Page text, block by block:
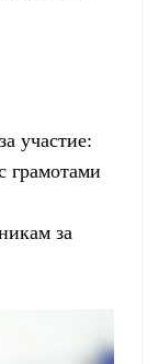
участие:
грамотами
за